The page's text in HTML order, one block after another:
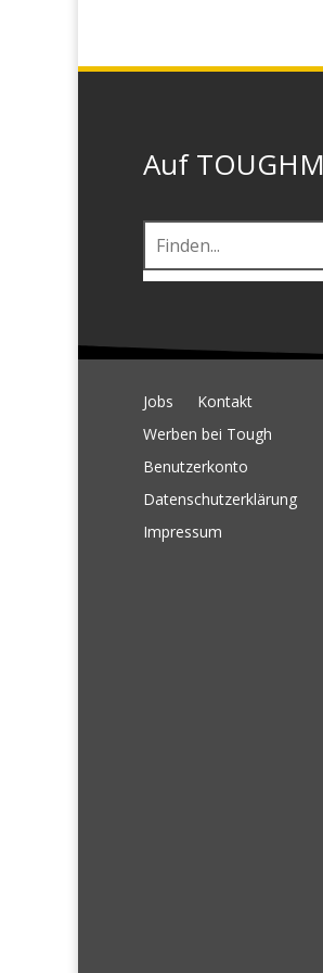
Auf
Jobs
Kontakt
Werben bei Tough
Benutzerkonto
Datenschutzerklärung
Impressum